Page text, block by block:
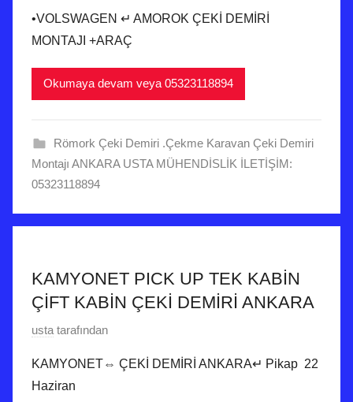
E
y
l
0
2
5
a
i
n
g
•VOLSWAGEN ↵ AMOROK ÇEKİ DEMİRİ
MONTAJI +ARAÇ
Okumaya devam veya 05323118894
Römork Çeki Demiri .Çekme Karavan Çeki Demiri
Montajı ANKARA USTA MÜHENDİSLİK İLETİŞİM:
05323118894
KAMYONET PICK UP TEK KABİN
ÇİFT KABİN ÇEKİ DEMİRİ ANKARA
8
a
z
usta tarafından
KAMYONET⇔ ÇEKİ DEMİRİ ANKARA↵ Pikap 22
Haziran